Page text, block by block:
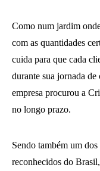
Como num jardim
com as quantidades
cuida para que cada
durante sua jornada
empresa procurou a
no longo prazo.
Sendo também um
reconhecidos do